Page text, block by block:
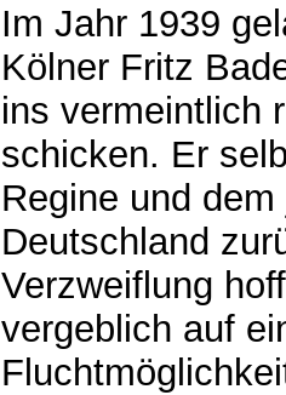
Im Jahr 1939
Kölner Fritz
ins vermeintlich
schicken. Er
Regine und
Deutschland
Verzweiflung
vergeblich auf